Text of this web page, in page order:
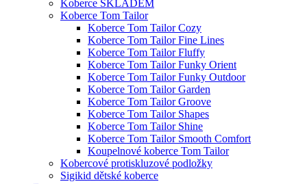
Koberce SKLADEM
Koberce Tom Tailor
Koberce Tom Tailor Cozy
Koberce Tom Tailor Fine Lines
Koberce Tom Tailor Fluffy
Koberce Tom Tailor Funky Orient
Koberce Tom Tailor Funky Outdoor
Koberce Tom Tailor Garden
Koberce Tom Tailor Groove
Koberce Tom Tailor Shapes
Koberce Tom Tailor Shine
Koberce Tom Tailor Smooth Comfort
Koupelnové koberce Tom Tailor
Kobercové protiskluzové podložky
Sigikid dětské koberce